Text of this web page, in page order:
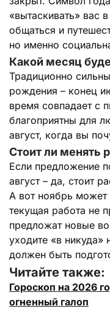
«вытаскивать» вас
общаться и
но именно
Какой месяц
Традиционно
рождения – конец
время совпадает с
благоприятны для
август, когда вы
Стоит ли менять
Если предложение
август – да, стоит
А вот ноябрь может
текущая работа не
предложат новые
уходите «в никуда»
должен быть
Читайте также:
Гороскоп на 2026
огненный галоп